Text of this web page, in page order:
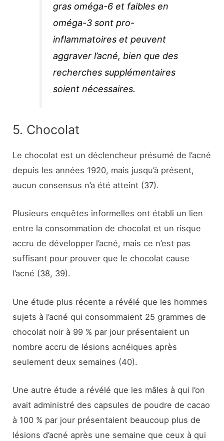
gras oméga-6 et faibles en
oméga-3 sont pro-
inflammatoires et peuvent
aggraver l’acné, bien que des
recherches supplémentaires
soient nécessaires.
5. Chocolat
Le chocolat est un déclencheur présumé de l’acné
depuis les années 1920, mais jusqu’à présent,
aucun consensus n’a été atteint (37).
Plusieurs enquêtes informelles ont établi un lien
entre la consommation de chocolat et un risque
accru de développer l’acné, mais ce n’est pas
suffisant pour prouver que le chocolat cause
l’acné (38, 39).
Une étude plus récente a révélé que les hommes
sujets à l’acné qui consommaient 25 grammes de
chocolat noir à 99 % par jour présentaient un
nombre accru de lésions acnéiques après
seulement deux semaines (40).
Une autre étude a révélé que les mâles à qui l’on
avait administré des capsules de poudre de cacao
à 100 % par jour présentaient beaucoup plus de
lésions d’acné après une semaine que ceux à qui